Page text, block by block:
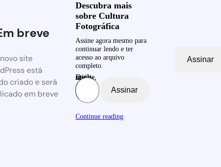
breve
site
está
criado e será
em breve
Descubra mais
sobre Cultura
Fotográfica
Assine agora mesmo para
continuar lendo e ter
acesso ao arquivo
completo.
Digite seu e-mail…
Assinar
Continue reading
Assinar